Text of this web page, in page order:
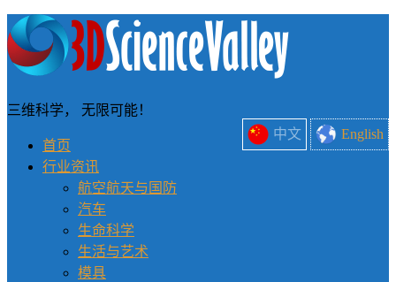
中文 English
三维科学， 无限可能！
首页
行业资讯
航空航天与国防
汽车
生命科学
生活与艺术
模具